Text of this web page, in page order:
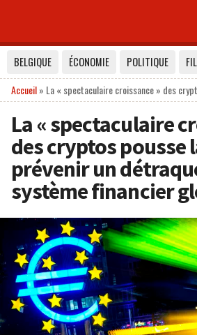
BELGIQUE ÉCONOMIE POLITIQUE
Accueil» La « spectaculaire croissance » des
La « spectaculaire
des cryptos pousse
prévenir un
système financier